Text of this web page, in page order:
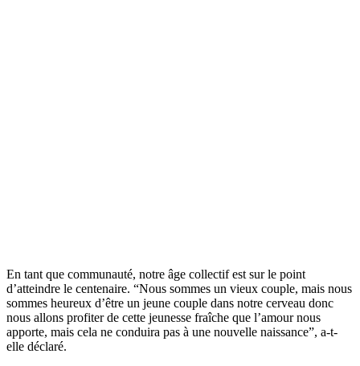
En tant que communauté, notre âge collectif est sur le point
d’atteindre le centenaire. “Nous sommes un vieux couple, mais nous
sommes heureux d’être un jeune couple dans notre cerveau donc
nous allons profiter de cette jeunesse fraîche que l’amour nous
apporte, mais cela ne conduira pas à une nouvelle naissance”, a-t-
elle déclaré.